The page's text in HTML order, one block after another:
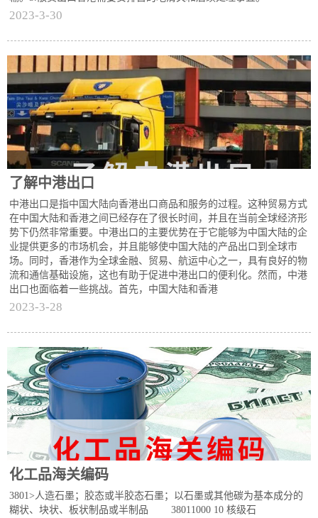
2023-3-30
了解中港出口
中港出口是指中国大陆向香港出口商品和服务的过程。这种贸易方式
在中国大陆和香港之间已经存在了很长时间，并且在当前全球经济形
势下仍然非常重要。中港出口的主要优势在于它能够为中国大陆的企
业提供更多的市场机会，并且能够使中国大陆的产品出口到全球市
场。同时，香港作为全球金融、贸易、航运中心之一，具有良好的物
流和通信基础设施，这也有助于促进中港出口的便利化。然而，中港
出口也面临着一些挑战。首先，中国大陆和香港
2023-3-28
化工品海关编码
3801>人造石墨；胶态或半胶态石墨；以石墨或其他碳为基本成分的
糊状、块状、板状制品或半制品 38011000 10 核级石